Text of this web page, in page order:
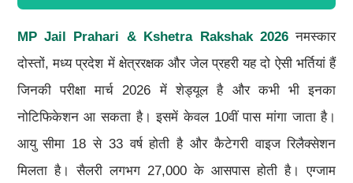
MP Jail Prahari & Kshetra Rakshak 2026नमस्कार
दोस्तों, मध्य प्रदेश में क्षेत्ररक्षक और जेल प्रहरी यह दो ऐसी भर्तियां हैं
जिनकी परीक्षा मार्च 2026 में शेड्यूल है और कभी भी इनका
नोटिफिकेशन आ सकता है। इसमें केवल 10वीं पास मांगा जाता है।
आयु सीमा 18 से 33 वर्ष होती है और कैटेगरी वाइज रिलैक्सेशन
मिलता है। सैलरी लगभग 27,000 के आसपास होती है। एग्जाम